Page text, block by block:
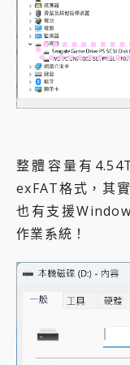
整體容量有
exFAT格式，其
也有支援
作業系統！